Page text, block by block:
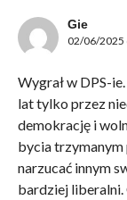
Gie
02/06/2025
Wygrał w DPS-
lat tylko przez
demokrację i
bycia trzymanym
narzucać innym
bardziej liberalni.